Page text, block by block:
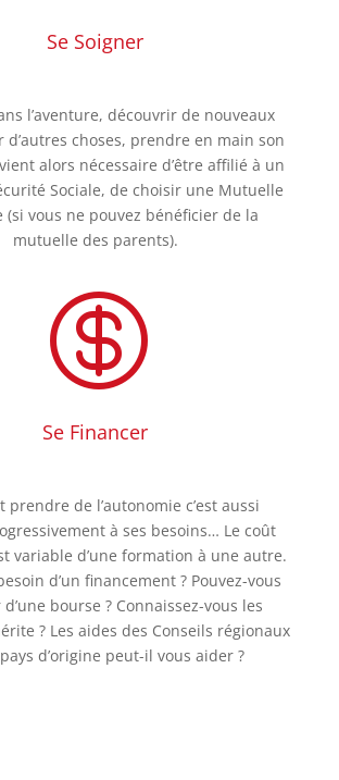
Se Soigner
l’aventure, découvrir de nouveaux
d’autres choses, prendre en main son
alors nécessaire d’être affilié à un
Sociale, de choisir une Mutuelle
vous ne pouvez bénéficier de la
mutuelle des parents).

Se Financer
prendre de l’autonomie c’est aussi
à ses besoins… Le coût
variable d’une formation à une autre.
d’un financement ? Pouvez-vous
bourse ? Connaissez-vous les
? Les aides des Conseils régionaux
d’origine peut-il vous aider ?